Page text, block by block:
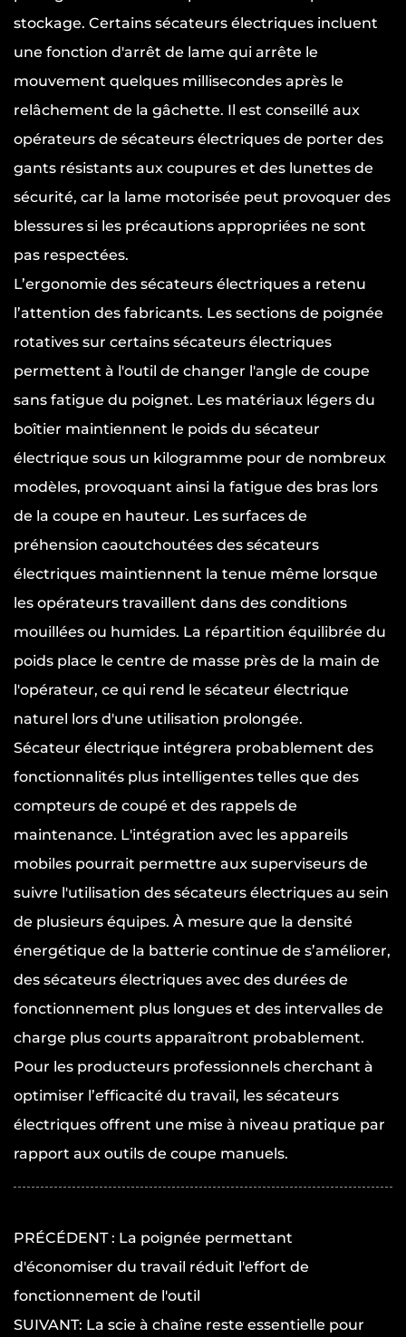
stockage. Certains sécateurs électriques incluent
une fonction d'arrêt de lame qui arrête le
mouvement quelques millisecondes après le
relâchement de la gâchette. Il est conseillé aux
opérateurs de sécateurs électriques de porter des
gants résistants aux coupures et des lunettes de
sécurité, car la lame motorisée peut provoquer des
blessures si les précautions appropriées ne sont
pas respectées.
L’ergonomie des sécateurs électriques a retenu
l’attention des fabricants. Les sections de poignée
rotatives sur certains sécateurs électriques
permettent à l'outil de changer l'angle de coupe
sans fatigue du poignet. Les matériaux légers du
boîtier maintiennent le poids du sécateur
électrique sous un kilogramme pour de nombreux
modèles, provoquant ainsi la fatigue des bras lors
de la coupe en hauteur. Les surfaces de
préhension caoutchoutées des sécateurs
électriques maintiennent la tenue même lorsque
les opérateurs travaillent dans des conditions
mouillées ou humides. La répartition équilibrée du
poids place le centre de masse près de la main de
l'opérateur, ce qui rend le sécateur électrique
naturel lors d'une utilisation prolongée.
Sécateur électrique intégrera probablement des
fonctionnalités plus intelligentes telles que des
compteurs de coupé et des rappels de
maintenance. L'intégration avec les appareils
mobiles pourrait permettre aux superviseurs de
suivre l'utilisation des sécateurs électriques au sein
de plusieurs équipes. À mesure que la densité
énergétique de la batterie continue de s’améliorer,
des sécateurs électriques avec des durées de
fonctionnement plus longues et des intervalles de
charge plus courts apparaîtront probablement.
Pour les producteurs professionnels cherchant à
optimiser l’efficacité du travail, les sécateurs
électriques offrent une mise à niveau pratique par
rapport aux outils de coupe manuels.
PRÉCÉDENT : La poignée permettant
d'économiser du travail réduit l'effort de
fonctionnement de l'outil
SUIVANT: La scie à chaîne reste essentielle pour